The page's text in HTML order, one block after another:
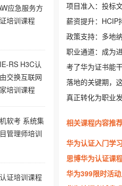
应急服务方
培训课程
RS H3C认
交换互联网
培训课程
软考 系统集
管理师培训
证培训课程
项目准入：投标
薪资提升：HCIP
政策支持：多地
职业通道：成为
考了华为证书能
落地的关键期，
真正转化为职业
相关课程内容推
华为认证入门学习
思博华为认证课程
华为399限时活动